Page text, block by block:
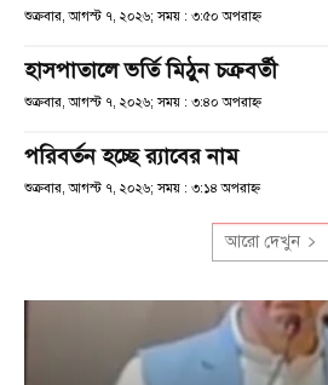
শুক্রবার, আগস্ট ৭, ২০২৬; সময় : ৩:৫০ অপরাহ্ণ
হাসপাতালে ভর্তি মিঠুন চক্রবর্তী
শুক্রবার, আগস্ট ৭, ২০২৬; সময় : ৩:৪০ অপরাহ্ণ
পরিবর্তন হচ্ছে র‌্যাবের নাম
শুক্রবার, আগস্ট ৭, ২০২৬; সময় : ৩:১৪ অপরাহ্ণ
আরো দেখুন